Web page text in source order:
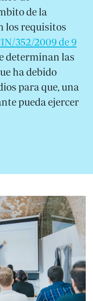
de la
los requisitos
352/2009 de 9
determinan las
ha debido
para que, una
pueda ejercer